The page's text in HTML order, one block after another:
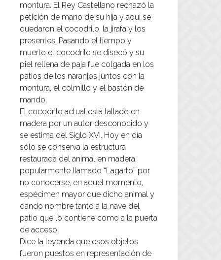
montura. El Rey Castellano rechazó la
petición de mano de su hija y aquí se
quedaron el cocodrilo, la jirafa y los
presentes. Pasando el tiempo y
muerto el cocodrilo se disecó y su
piel rellena de paja fue colgada en los
patios de los naranjos juntos con la
montura, el colmillo y el bastón de
mando.
El cocodrilo actual está tallado en
madera por un autor desconocido y
se estima del Siglo XVI. Hoy en día
sólo se conserva la estructura
restaurada del animal en madera,
popularmente llamado “Lagarto” por
no conocerse, en aquel momento,
espécimen mayor que dicho animal y
dando nombre tanto a la nave del
patio que lo contiene como a la puerta
de acceso.
Dice la leyenda que esos objetos
fueron puestos en representación de